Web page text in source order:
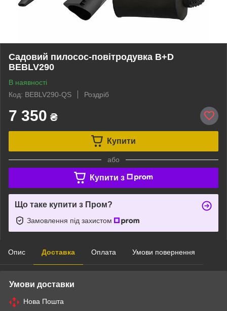
Садовий пилосос-повітродувка B+D
BEBLV290
В наявності
Код: BEBLV290-QS
Роздріб
7 350 ₴
Купити
або
Купити з
Що таке купити з Пром?
Замовлення під захистом
Опис Доставка Оплата Умови повернення
Умови доставки
Нова Пошта